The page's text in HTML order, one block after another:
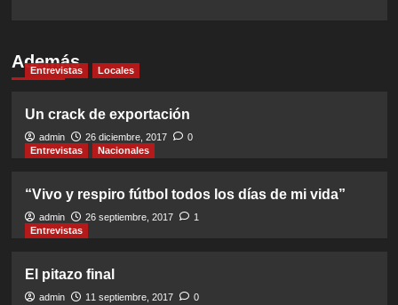
Además
Entrevistas Locales
Un crack de exportación
admin 26 diciembre, 2017
0
Entrevistas
Nacionales
“Vivo y respiro fútbol todos los días de mi vida”
admin 26 septiembre, 2017
1
Entrevistas
El pitazo final
admin 11 septiembre, 2017 0